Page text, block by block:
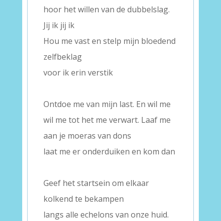
hoor het willen van de dubbelslag.
Jij ik jij ik
Hou me vast en stelp mijn bloedend
zelfbeklag
voor ik erin verstik
Ontdoe me van mijn last. En wil me
wil me tot het me verwart. Laaf me
aan je moeras van dons
laat me er onderduiken en kom dan
Geef het startsein om elkaar
kolkend te bekampen
langs alle echelons van onze huid.